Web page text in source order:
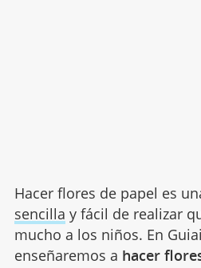
Hacer flores de papel es
sencilla y fácil de realizar
mucho a los niños. En
enseñaremos a hacer